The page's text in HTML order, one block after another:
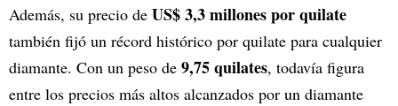
Además, su precio de US$ 3,3 millones por quilate
también fijó un récord histórico por quilate para cualquier
diamante. Con un peso de 9,75 quilates, todavía figura
entre los precios más altos alcanzados por un diamante